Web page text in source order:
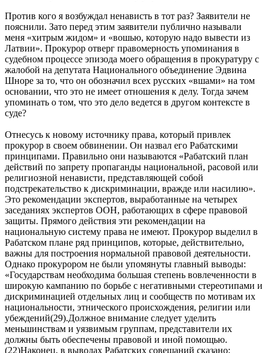
Против кого я возбуждал ненависть в тот раз? Заявители не
пояснили. Зато перед этим заявители публично называли
меня «хитрым жидом» и «вошью, которую надо вывести из
Латвии». Прокурор отверг правомерность упоминания в
судебном процессе эпизода моего обращения в прокуратуру с
жалобой на депутата Национального объединение Эдвина
Шноре за то, что он обозначил всех русских «вшами» на том
основании, что это не имеет отношения к делу. Тогда зачем
упоминать о том, что это дело ведется в другом контексте в
суде?
Отнесусь к новому источнику права, который привлек
прокурор в своем обвинении. Он назвал его Рабатскими
принципами. Правильно они называются «Рабатский план
действий по запрету пропаганды национальной, расовой или
религиозной ненависти, представляющей собой
подстрекательство к дискриминации, вражде или насилию».
Это рекомендации экспертов, выработанные на четырех
заседаниях экспертов ООН, работающих в сфере правовой
защиты. Прямого действия эти рекомендации на
национальную систему права не имеют. Прокурор выделил в
Рабатском плане ряд принципов, которые, действительно,
важны для построения нормальной правовой деятельности.
Однако прокурором не были упомянуты главный выводы:
«Государствам необходима большая степень вовлеченности в
широкую кампанию по борьбе с негативными стереотипами и
дискриминацией отдельных лиц и сообществ по мотивам их
национальности, этнического происхождения, религии или
убеждений(29).Должное внимание следует уделить
меньшинствам и уязвимым группам, представители их
должны быть обеспечены правовой и иной помощью.
(22)Наконец, в выводах Рабатских совещаний сказано: